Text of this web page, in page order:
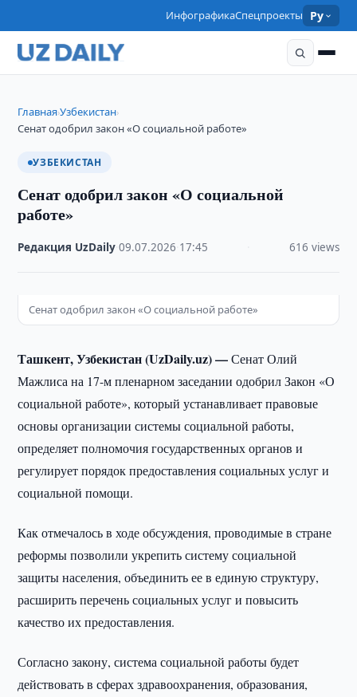
ИнфографикаСпецпроекты Ру
Главная›Узбекистан›
Сенат одобрил закон «О социальной работе»
УЗБЕКИСТАН
Сенат одобрил закон «О социальной
работе»
Редакция UzDaily ·09.07.2026 17:45 616 views
Сенат одобрил закон «О социальной работе»
Ташкент, Узбекистан (UzDaily.uz) —Сенат Олий
Мажлиса на 17-м пленарном заседании одобрил Закон «О
социальной работе», который устанавливает правовые
основы организации системы социальной работы,
определяет полномочия государственных органов и
регулирует порядок предоставления социальных услуг и
социальной помощи.
Как отмечалось в ходе обсуждения, проводимые в стране
реформы позволили укрепить систему социальной
защиты населения, объединить ее в единую структуру,
расширить перечень социальных услуг и повысить
качество их предоставления.
Согласно закону, система социальной работы будет
действовать в сферах здравоохранения, образования,